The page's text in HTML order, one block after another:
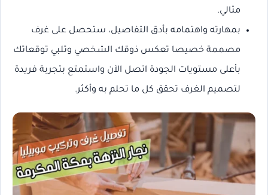
مثالي.
بمهارته واهتمامه بأدق التفاصيل، ستحصل على غرف
مصممة خصيصا تعكس ذوقك الشخصي وتلبي توقعاتك
بأعلى مستويات الجودة اتصل الآن واستمتع بتجربة فريدة
لتصميم الغرف تحقق كل ما تحلم به وأكثر.